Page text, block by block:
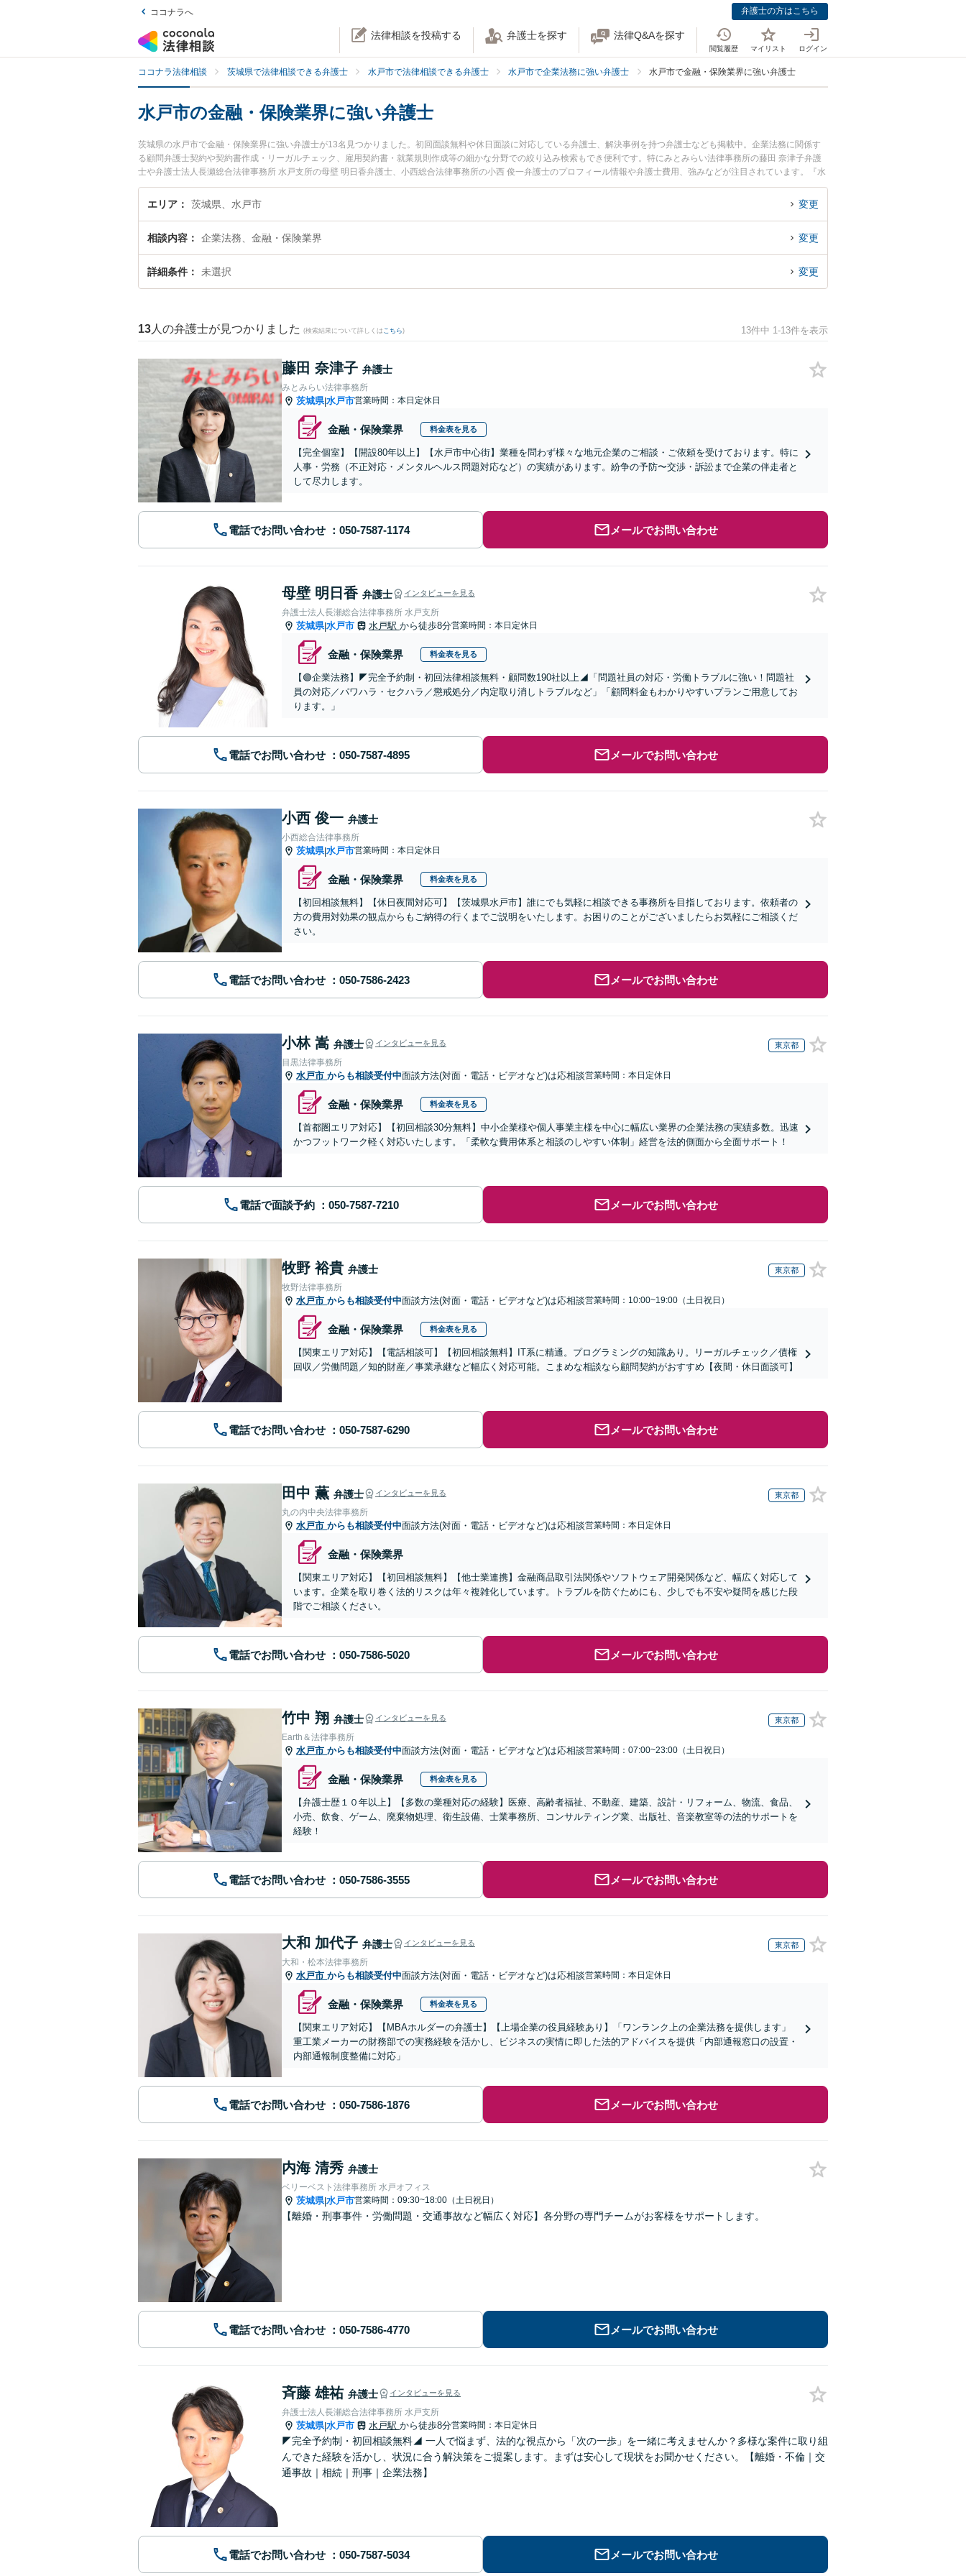
ココナラへ 弁護士の方はこちら
法律相談を投稿する 弁護士を探す 法律Q&Aを探す
閲覧履歴 マイリスト ログイン
ココナラ法律相談 茨城県で法律相談できる弁護士 水戸市で法律相談できる弁護士 水戸市で企業法務に強い弁護士 水戸市で金融・保険業界に強い弁護士
水戸市の金融・保険業界に強い弁護士
茨城県の水戸市で金融・保険業界に強い弁護士が13名見つかりました。初回面談無料や休日面談に対応している弁護士、解決事例を持つ弁護士なども掲載中。企業法務に関係す
る顧問弁護士契約や契約書作成・リーガルチェック、雇用契約書・就業規則作成等の細かな分野での絞り込み検索もでき便利です。特にみとみらい法律事務所の藤田 奈津子弁護
士や弁護士法人長瀬総合法律事務所 水戸支所の母壁 明日香弁護士、小西総合法律事務所の小西 俊一弁護士のプロフィール情報や弁護士費用、強みなどが注目されています。『水
戸市で土日や夜間に発生した金融・保険業界のトラブルを今すぐに弁護士に相談したい』『金融・保険業界のトラブル解決の実績豊富な近くの弁護士を検索したい』『初回相談無
料で金融・保険業界を法律相談できる水戸市内の弁護士に相談予約したい』などでお困りの相談者さんにおすすめです。
エリア 茨城県、水戸市 変更
相談内容 企業法務、金融・保険業界 変更
詳細条件 未選択 変更
13 人の弁護士が見つかりました (検索結果について詳しくは こちら) 13件中 1-13件を表示
藤田 奈津子 弁護士
みとみらい法律事務所
茨城県|水戸市営業時間：本日定休日
金融・保険業界 料金表を見る
【完全個室】【開設80年以上】【水戸市中心街】業種を問わず様々な地元企業のご相談・ご依頼を受けております。特に
人事・労務（不正対応・メンタルヘルス問題対応など）の実績があります。紛争の予防〜交渉・訴訟まで企業の伴走者と
して尽力します。
電話でお問い合わせ メールでお問い合わせ
母壁 明日香 弁護士 インタビューを見る
弁護士法人長瀬総合法律事務所 水戸支所
茨城県|水戸市 水戸駅 から徒歩8分営業時間：本日定休日
金融・保険業界 料金表を見る
【🟢企業法務】◤完全予約制・初回法律相談無料・顧問数190社以上◢「問題社員の対応・労働トラブルに強い！問題社
員の対応／パワハラ・セクハラ／懲戒処分／内定取り消しトラブルなど」「顧問料金もわかりやすいプランご用意してお
ります。」
電話でお問い合わせ メールでお問い合わせ
小西 俊一 弁護士
小西総合法律事務所
茨城県|水戸市営業時間：本日定休日
金融・保険業界 料金表を見る
【初回相談無料】【休日夜間対応可】【茨城県水戸市】誰にでも気軽に相談できる事務所を目指しております。依頼者の
方の費用対効果の観点からもご納得の行くまでご説明をいたします。お困りのことがございましたらお気軽にご相談くだ
さい。
電話でお問い合わせ メールでお問い合わせ
小林 嵩 弁護士 インタビューを見る 東京都
目黒法律事務所
水戸市 からも相談受付中面談方法(対面・電話・ビデオなど)は応相談営業時間：本日定休日
金融・保険業界 料金表を見る
【首都圏エリア対応】【初回相談30分無料】中小企業様や個人事業主様を中心に幅広い業界の企業法務の実績多数。迅速
かつフットワーク軽く対応いたします。「柔軟な費用体系と相談のしやすい体制」経営を法的側面から全面サポート！
電話で面談予約 メールでお問い合わせ
牧野 裕貴 弁護士 東京都
牧野法律事務所
水戸市 からも相談受付中面談方法(対面・電話・ビデオなど)は応相談営業時間：10:00~19:00（土日祝日）
金融・保険業界 料金表を見る
【関東エリア対応】【電話相談可】【初回相談無料】IT系に精通。プログラミングの知識あり。リーガルチェック／債権
回収／労働問題／知的財産／事業承継など幅広く対応可能。こまめな相談なら顧問契約がおすすめ【夜間・休日面談可】
電話でお問い合わせ メールでお問い合わせ
田中 薫 弁護士 インタビューを見る 東京都
丸の内中央法律事務所
水戸市 からも相談受付中面談方法(対面・電話・ビデオなど)は応相談営業時間：本日定休日
金融・保険業界
【関東エリア対応】【初回相談無料】【他士業連携】金融商品取引法関係やソフトウェア開発関係など、幅広く対応して
います。企業を取り巻く法的リスクは年々複雑化しています。トラブルを防ぐためにも、少しでも不安や疑問を感じた段
階でご相談ください。
電話でお問い合わせ メールでお問い合わせ
竹中 翔 弁護士 インタビューを見る 東京都
Earth＆法律事務所
水戸市 からも相談受付中面談方法(対面・電話・ビデオなど)は応相談営業時間：07:00~23:00（土日祝日）
金融・保険業界 料金表を見る
【弁護士歴１０年以上】【多数の業種対応の経験】医療、高齢者福祉、不動産、建築、設計・リフォーム、物流、食品、
小売、飲食、ゲーム、廃棄物処理、衛生設備、士業事務所、コンサルティング業、出版社、音楽教室等の法的サポートを
経験！
電話でお問い合わせ メールでお問い合わせ
大和 加代子 弁護士 インタビューを見る 東京都
大和・松本法律事務所
水戸市 からも相談受付中面談方法(対面・電話・ビデオなど)は応相談営業時間：本日定休日
金融・保険業界 料金表を見る
【関東エリア対応】【MBAホルダーの弁護士】【上場企業の役員経験あり】「ワンランク上の企業法務を提供します」
重工業メーカーの財務部での実務経験を活かし、ビジネスの実情に即した法的アドバイスを提供「内部通報窓口の設置・
内部通報制度整備に対応」
電話でお問い合わせ メールでお問い合わせ
内海 清秀 弁護士
ベリーベスト法律事務所 水戸オフィス
茨城県|水戸市営業時間：09:30~18:00（土日祝日）
【離婚・刑事事件・労働問題・交通事故など幅広く対応】各分野の専門チームがお客様をサポートします。
電話でお問い合わせ メールでお問い合わせ
斉藤 雄祐 弁護士 インタビューを見る
弁護士法人長瀬総合法律事務所 水戸支所
茨城県|水戸市 水戸駅 から徒歩8分営業時間：本日定休日
◤完全予約制・初回相談無料◢ 一人で悩まず、法的な視点から「次の一歩」を一緒に考えませんか？多様な案件に取り組
んできた経験を活かし、状況に合う解決策をご提案します。まずは安心して現状をお聞かせください。【離婚・不倫｜交
通事故｜相続｜刑事｜企業法務】
電話でお問い合わせ メールでお問い合わせ